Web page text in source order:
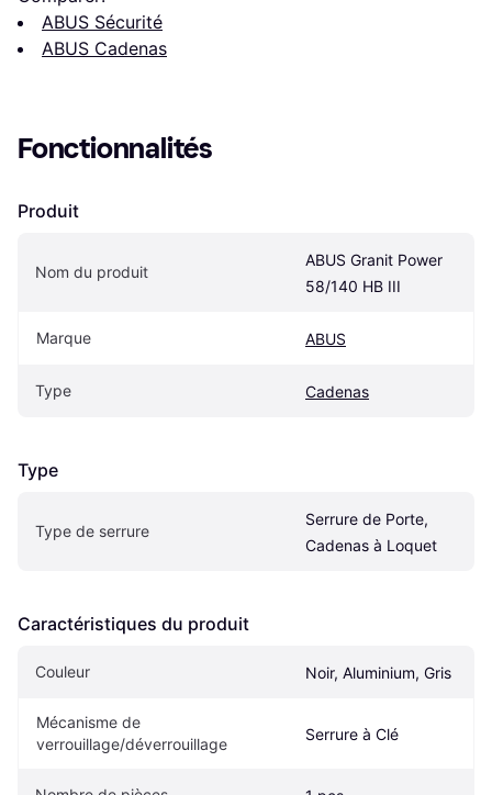
ABUS Sécurité
ABUS Cadenas
Fonctionnalités
Produit
Nom du produit
ABUS Granit Power
58/140 HB III
Marque ABUS
Type Cadenas
Type
Type de serrure
Serrure de Porte,
Cadenas à Loquet
Caractéristiques du produit
Couleur Noir, Aluminium, Gris
Mécanisme de
verrouillage/déverrouillage
Serrure à Clé